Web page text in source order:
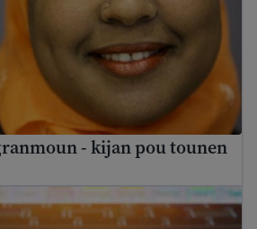
- kijan pou tounen
gratis nan Etazini